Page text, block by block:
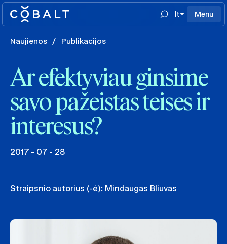
lt Menu
Naujienos / Publikacijos
Ar efektyviau ginsime
savo pažeistas teises ir
interesus?
2017 - 07 - 28
Straipsnio autorius (-ė): Mindaugas Bliuvas